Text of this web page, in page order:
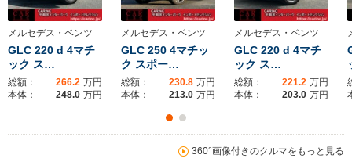
メルセデス・ベンツ
GLC 220 d 4マチ
ック ス…
総額： 266.2 万円
本体：
248.0 万円
メルセデス・ベンツ
GLC 250 4マチッ
ク スポー…
総額： 230.8 万円
本体：
213.0 万円
メルセデス・ベンツ
GLC 220 d 4マチ
ック ス…
総額： 221.2 万円
本体：
203.0 万円
360°画像付きのクルマをもっと見る